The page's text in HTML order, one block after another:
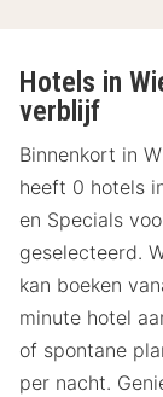
Hotels in
verblijf
Binnenkort in
heeft 0 hotels
en Specials
geselecteerd.
kan boeken
minute hotel
of spontane
per nacht.